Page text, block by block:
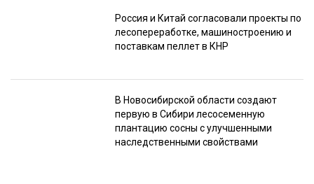
Россия и Китай согласовали проекты по
лесопереработке, машиностроению и
поставкам пеллет в КНР
В Новосибирской области создают
первую в Сибири лесосеменную
плантацию сосны с улучшенными
наследственными свойствами